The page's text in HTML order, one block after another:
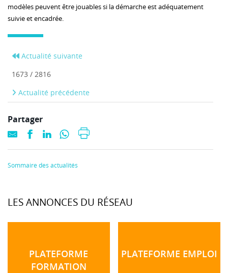
modèles peuvent être jouables si la démarche est adéquatement
suivie et encadrée.
Actualité suivante
1673 / 2816
Actualité précédente
Partager
Sommaire des actualités
LES ANNONCES DU RÉSEAU
PLATEFORME
FORMATION
PLATEFORME EMPLOI